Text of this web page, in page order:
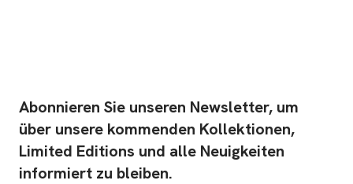
Abonnieren Sie unseren Newsletter, um
über unsere kommenden Kollektionen,
Limited Editions und alle Neuigkeiten
informiert zu bleiben.